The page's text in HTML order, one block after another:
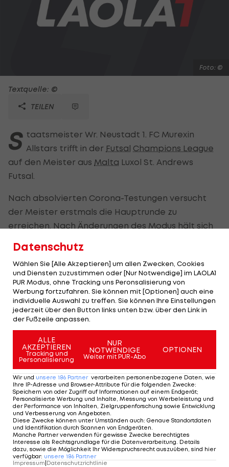
Foto: ©
Textquelle: ©
TEILEN
S taatsmeister Wr. Neustadt 1. FC Murexin
Allstars trifft in der Futsal Champions League
auf den Meister aus Malta Luxol St. Andrews
Futsal.
Nach absolvierten Corona-Testungen versucht
der Meister erstmals die Hauptrunde zu
erreichen. Nach Änderungen des Modus hält sich
Grenzen.
Trotzdem werden die Niederösterreicher alles
daran setzen, ihr erstes Pflichtspiel nach der
langen Pause erfolgreich zu gestalten und in die
Runde der letzten 32 einzuziehen.
LIVE-Stream zum Futsal-Champions-League-Spiel
von den Wiener Neustadt Allstars>>>
Mehr zum Thema
Datenschutz
Wählen Sie [Alle Akzeptieren] um allen Zwecken, Cookies
und Diensten zuzustimmen oder [Nur Notwendige] im LAOLA1
PUR Modus, ohne Tracking uns Peronsalisierung von
Werbung fortzufahren. Sie können mit [Optionen] auch eine
individuelle Auswahl zu treffen. Sie können Ihre Einstellungen
jederzeit über den Button links unten bzw. über den Link in
der Fußzeile anpassen.
ALLE
AKZEPTIEREN
Tracking und
Personalisierung
NUR
NOTWENDIGE
Weiter mit PUR-Abo
OPTIONEN
Wir und unsere 186 Partner verarbeiten personenbezogene Daten, wie
Ihre IP-Adresse und Browser-Attribute für die folgenden Zwecke:
Speichern von oder Zugriff auf Informationen auf einem Endgerät;
Personalisierte Werbung und Inhalte, Messung von Werbeleistung und
der Performance von Inhalten, Zielgruppenforschung sowie Entwicklung
und Verbesserung von Angeboten
Diese Zwecke können unter Umständen auch: Genaue Standortdaten
und Identifikation durch Scannen von Endgeräten
Manche Partner verwenden für gewisse Zwecke berechtigtes
Interesse als Rechtsgrundlage für die Datenverarbeitung. Details
dazu, sowie die Möglichkeit Ihr Widerspruchsrecht auszuüben, sind hier
verfügbar: unsere 186 Partner
Impressum|Datenschutzrichtlinie